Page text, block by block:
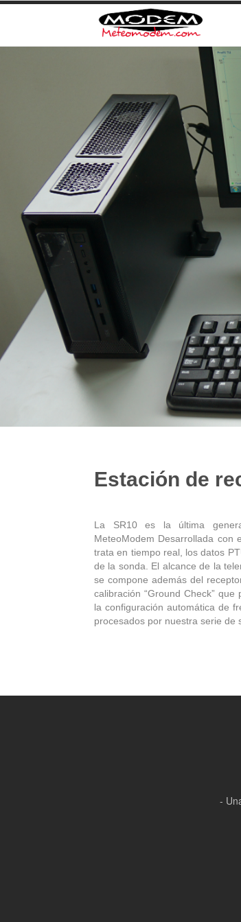
Estación de
La SR10 es la última
MeteoModem Desarrollada
trata en tiempo real, los datos
de la sonda. El alcance de la
se compone además del
calibración “Ground Check”
la configuración automática de
procesados por nuestra serie de
-